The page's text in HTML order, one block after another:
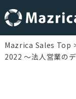
Skip
to
Mazrica Sales Top
2022 〜法人営業の